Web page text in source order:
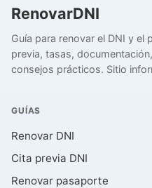
RenovarDNI
Guía para renovar el DNI y el
previa, tasas,
consejos prácticos. Sitio
GUÍAS
Renovar DNI
Cita previa DNI
Renovar pasaporte